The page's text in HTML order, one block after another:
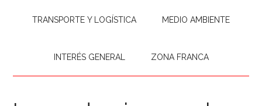
TRANSPORTE Y LOGÍSTICA MEDIO AMBIENTE
INTERÉS GENERAL ZONA FRANCA